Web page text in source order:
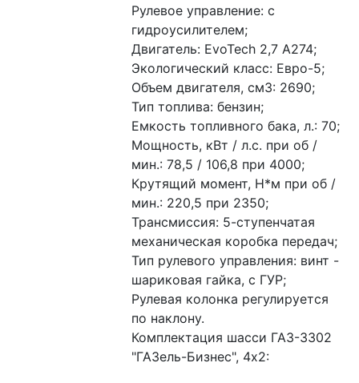
Рулевое управление: с
гидроусилителем;
Двигатель: EvoTech 2,7 A274;
Экологический класс: Евро-5;
Объем двигателя, см3: 2690;
Тип топлива: бензин;
Емкость топливного бака, л.: 70;
Мощность, кВт / л.с. при об /
мин.: 78,5 / 106,8 при 4000;
Крутящий момент, Н*м при об /
мин.: 220,5 при 2350;
Трансмиссия: 5-ступенчатая
механическая коробка передач;
Тип рулевого управления: винт -
шариковая гайка, с ГУР;
Рулевая колонка регулируется
по наклону.
Комплектация шасси ГАЗ-3302
"ГАЗель-Бизнес", 4х2: